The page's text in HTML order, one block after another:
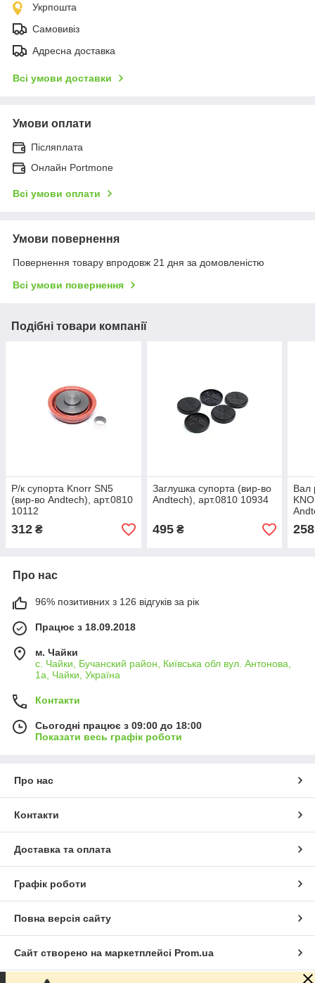
Укрпошта
Самовивіз
Адресна доставка
Всі умови доставки
Умови оплати
Післяплата
Онлайн Portmone
Всі умови оплати
Умови повернення
Повернення товару впродовж 21 дня за домовленістю
Всі умови повернення
Подібні товари компанії
Р/к супорта Knorr SN5
(вир-во Andtech), арт.0810
10112
312 ₴
Заглушка супорта (вир-во
Andtech), арт.0810 10934
495₴
Вал
258
Про нас
96% позитивних з 126 відгуків за рік
Працює з 18.09.2018
м. Чайки
с. Чайки, Бучанский район, Київська обл вул. Антонова,
1а, Чайки, Україна
Контакти
Сьогодні працює з 09:00 до 18:00
Показати весь графік роботи
Про нас
Контакти
Доставка та оплата
Графік роботи
Повна версія сайту
Сайт створено на маркетплейсі Prom.ua